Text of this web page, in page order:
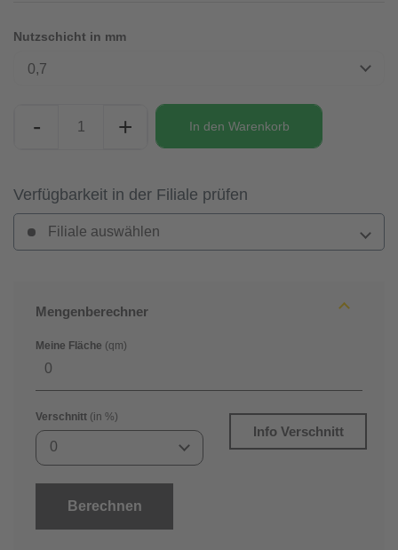
Nutzschicht in mm
0,7
- + In den Warenkorb
Verfügbarkeit in der Filiale prüfen
Filiale auswählen
Mengenberechner
Meine Fläche (qm)
Verschnitt (in %)
0
Info Verschnitt
Berechnen